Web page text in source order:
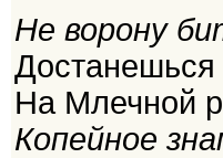
Не ворону
На Млечной
Копейное